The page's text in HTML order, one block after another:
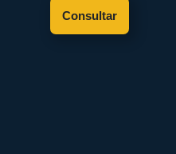
Consultar